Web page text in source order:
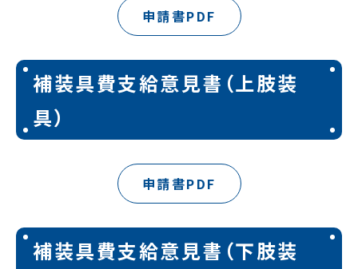
申請書PDF
補装具費支給意見書（上肢装
具）
申請書PDF
補装具費支給意見書（下肢装